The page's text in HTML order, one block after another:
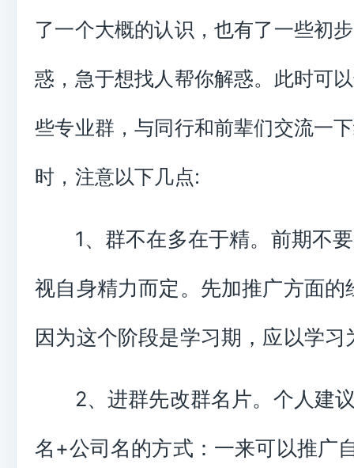
了一个大概的认识，也有了一些初
惑，急于想找人帮你解惑。此时可
些专业群，与同行和前辈们交流一
时，注意以下几点:
1、群不在多在于精。前期不
视自身精力而定。先加推广方面的
因为这个阶段是学习期，应以学习
2、进群先改群名片。个人建
名+公司名的方式：一来可以推广